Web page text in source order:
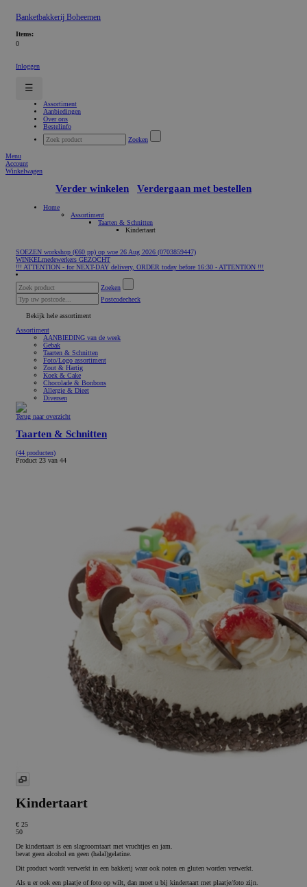
Banketbakkerij Boheemen
Items:
0
Inloggen
☰
Assortiment
Aanbiedingen
Over ons
Bestelinfo
Zoeken
Menu
Account
Winkelwagen
Verder winkelen Verdergaan met bestellen
Home
Assortiment
Taarten & Schnitten
Kindertaart
SOEZEN workshop (€60 pp) op woe 26 Aug 2026 (0703859447)
WINKELmedewerkers GEZOCHT
!!! ATTENTION - for NEXT-DAY delivery, ORDER today before 16:30 - ATTENTION !!!
Zoeken
Postcodecheck
Bekijk hele assortiment
Assortiment
AANBIEDING van de week
Gebak
Taarten & Schnitten
Foto/Logo assortiment
Zout & Hartig
Koek & Cake
Chocolade & Bonbons
Allergie & Dieet
Diversen
Terug naar overzicht
Taarten & Schnitten
(44 producten)
Product 23 van 44
Kindertaart
€ 25
50
De kindertaart is een slagroomtaart met vruchtjes en jam.
bevat geen alcohol en geen (halal)gelatine.
Dit product wordt verwerkt in een bakkerij waar ook noten en gluten worden verwerkt.
Als u er ook een plaatje of foto op wilt, dan moet u bij kindertaart met plaatje/foto zijn.